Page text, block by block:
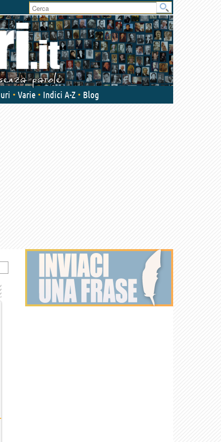
User
area
Varie Indici A-Z Blog